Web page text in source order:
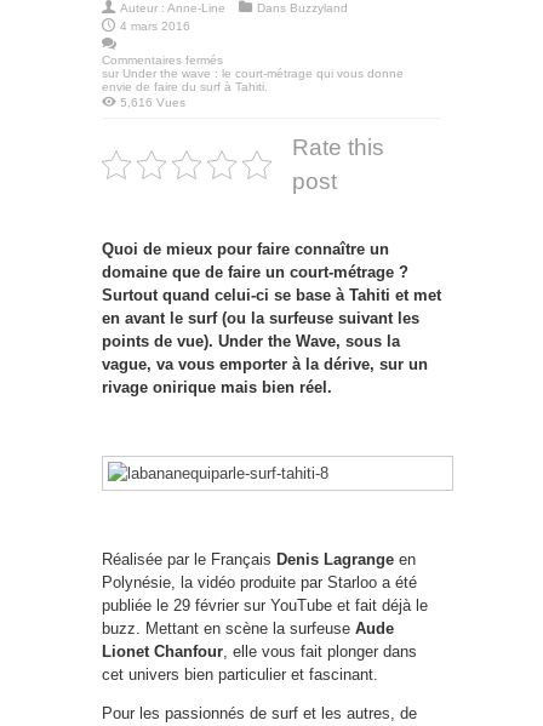
Auteur : Anne-Line Dans Buzzyland
4 mars 2016
Commentaires fermés
sur Under the wave : le court-métrage qui vous donne
envie de faire du surf à Tahiti.
5,616 Vues
Rate this
post
Quoi de mieux pour faire connaître un
domaine que de faire un court-métrage ?
Surtout quand celui-ci se base à Tahiti et met
en avant le surf (ou la surfeuse suivant les
points de vue). Under the Wave, sous la
vague, va vous emporter à la dérive, sur un
rivage onirique mais bien réel.
Réalisée par le Français Denis Lagrange en
Polynésie, la vidéo produite par Starloo a été
publiée le 29 février sur YouTube et fait déjà le
buzz. Mettant en scène la surfeuse Aude
Lionet Chanfour, elle vous fait plonger dans
cet univers bien particulier et fascinant.
Pour les passionnés de surf et les autres, de